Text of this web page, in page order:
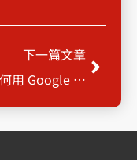
下一篇文章
教你如何用 Google Cloud Vertex AI 實現文本分類
Next